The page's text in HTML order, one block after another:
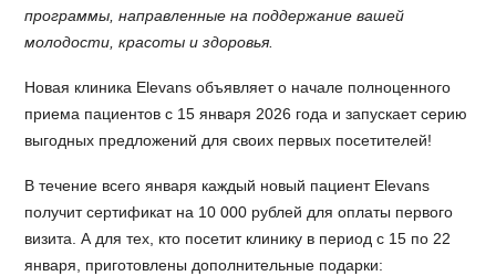
программы, направленные на поддержание вашей
молодости, красоты и здоровья.
Новая клиника Elevans объявляет о начале полноценного
приема пациентов с 15 января 2026 года и запускает серию
выгодных предложений для своих первых посетителей!
В течение всего января каждый новый пациент Elevans
получит сертификат на 10 000 рублей для оплаты первого
визита. А для тех, кто посетит клинику в период с 15 по 22
января, приготовлены дополнительные подарки: